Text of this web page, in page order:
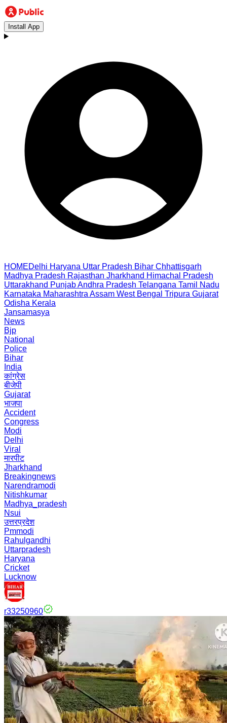
Install App
HOMEDelhi Haryana Uttar Pradesh Bihar Chhattisgarh
Madhya Pradesh Rajasthan Jharkhand Himachal Pradesh
Uttarakhand PunjabAndhra Pradesh Telangana Tamil Nadu
Karnataka Maharashtra Assam West Bengal Tripura Gujarat
Odisha Kerala
Jansamasya
News
Bjp
National
Police
Bihar
India
कांग्रेस
बीजेपी
Gujarat
भाजपा
Accident
Congress
Modi
Delhi
Viral
मारपीट
Jharkhand
Breakingnews
Narendramodi
Nitishkumar
Madhya_pradesh
Nsui
उत्तरप्रदेश
Pmmodi
Rahulgandhi
Uttarpradesh
Haryana
Cricket
Lucknow
r33250960